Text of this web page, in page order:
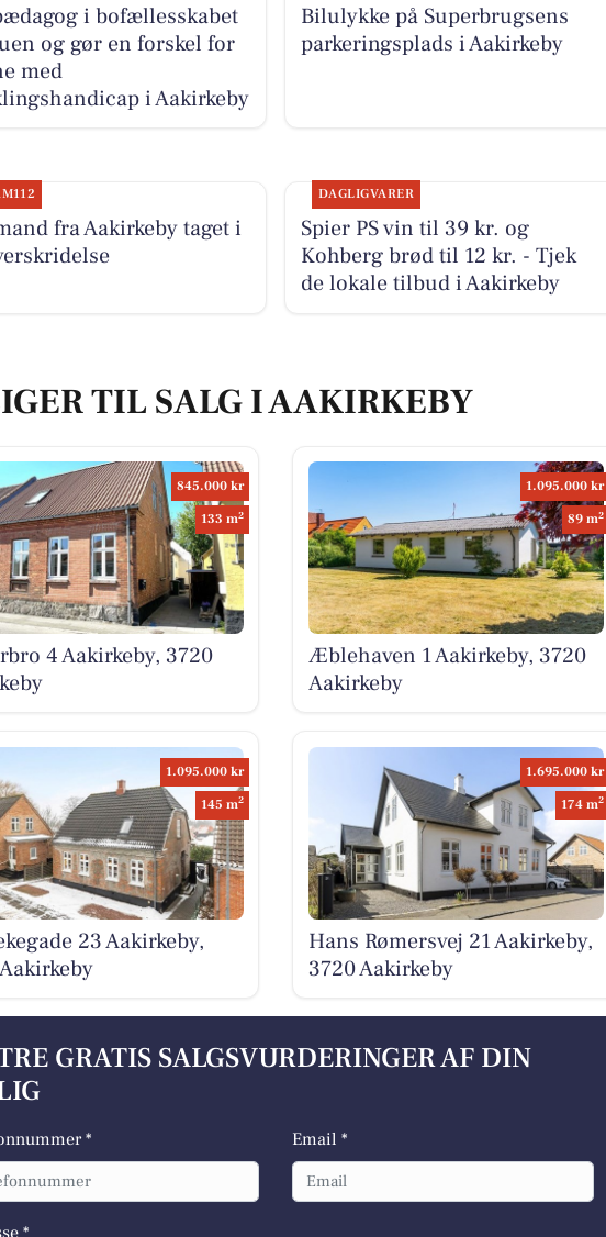
i bofællesskabet
og gør en forskel for
med
i Aakirkeby
Bilulykke på Superbrugsens
parkeringsplads i Aakirkeby
fra Aakirkeby taget i
DAGLIGVARER
Spier PS vin til 39 kr. og
Kohberg brød til 12 kr. - Tjek
de lokale tilbud i Aakirkeby
TIL SALG I AAKIRKEBY
845.000 kr
133 m2
4 Aakirkeby, 3720
1.095.000 kr
89 m2
Æblehaven 1 Aakirkeby, 3720
Aakirkeby
1.095.000 kr
145 m2
23 Aakirkeby,
1.695.000 kr
174 m2
Hans Rømersvej 21 Aakirkeby,
3720 Aakirkeby
GRATIS SALGSVURDERINGER AF DIN
* Email *
*